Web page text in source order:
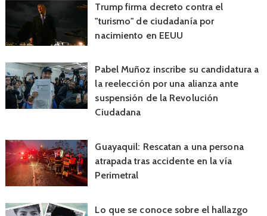
Trump firma decreto contra el
"turismo" de ciudadanía por
nacimiento en EEUU
Pabel Muñoz inscribe su candidatura a
la reelección por una alianza ante
suspensión de la Revolución
Ciudadana
Guayaquil: Rescatan a una persona
atrapada tras accidente en la vía
Perimetral
Lo que se conoce sobre el hallazgo